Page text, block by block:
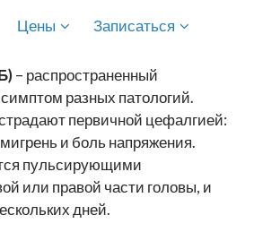
Цены Записаться
– распространенный
разных патологий.
первичной цефалгией:
и боль напряжения.
пульсирующими
или правой части головы, и
дней.